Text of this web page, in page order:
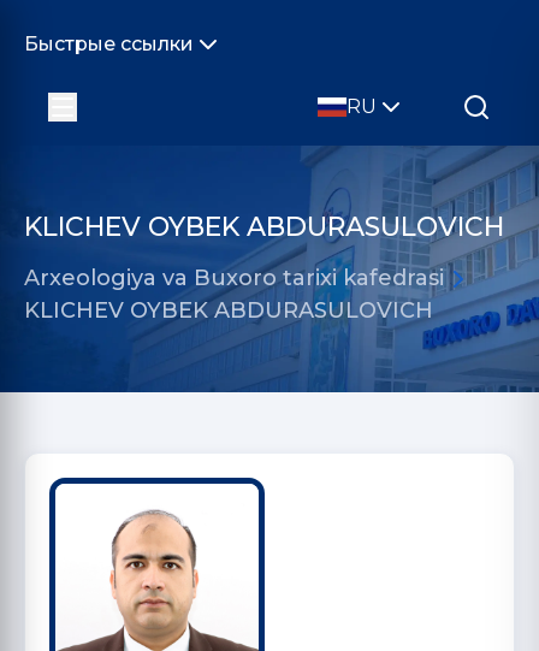
Быстрые ссылки
RU
KLICHEV OYBEK ABDURASULOVICH
Arxeologiya va Buxoro tarixi kafedrasi
KLICHEV OYBEK ABDURASULOVICH